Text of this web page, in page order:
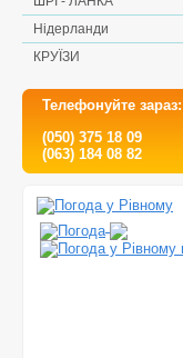
Нідерланди
КРУЇЗИ
Телефонуйте зараз:
(050) 375 18
(063) 184 08 82